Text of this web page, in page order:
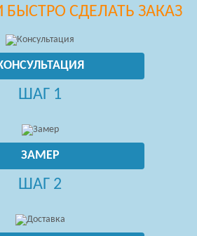
БЫСТРО СДЕЛАТЬ ЗАКАЗ
ШАГ 1
ЗАМЕР
ШАГ 2